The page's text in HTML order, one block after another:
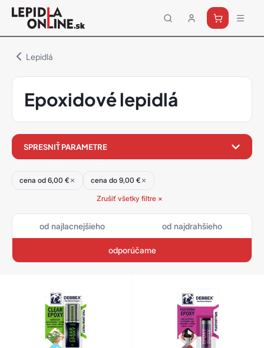
Priemyselné
lepidlá
Loctite
Lepidlá
Epoxidové lepidlá
filter
SPRESNIŤ PARAMETRE
cena od 6,00 € cena do 9,00 €
Zrušiť všetky filtre ×
odporúčame
od najlacnejšieho od najdrahšieho